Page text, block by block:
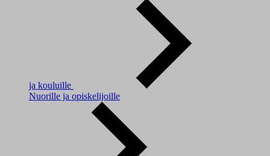
ja kouluille
Nuorille ja opiskelijoille